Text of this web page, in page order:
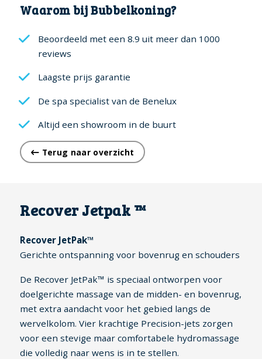
Waarom bij Bubbelkoning?
Beoordeeld met een 8.9 uit meer dan 1000
reviews
Laagste prijs garantie
De spa specialist van de Benelux
Altijd een showroom in de buurt
Terug naar overzicht
Recover Jetpak ™
Recover JetPak™
Gerichte ontspanning voor bovenrug en schouders
De Recover JetPak™ is speciaal ontworpen voor
doelgerichte massage van de midden- en bovenrug,
met extra aandacht voor het gebied langs de
wervelkolom. Vier krachtige Precision-jets zorgen
voor een stevige maar comfortabele hydromassage
die volledig naar wens is in te stellen.